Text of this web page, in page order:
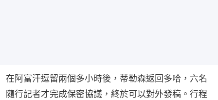
在阿富汗逗留兩個多小時後，蒂勒森返回多哈，六名
隨行記者才完成保密協議，終於可以對外發稿。行程